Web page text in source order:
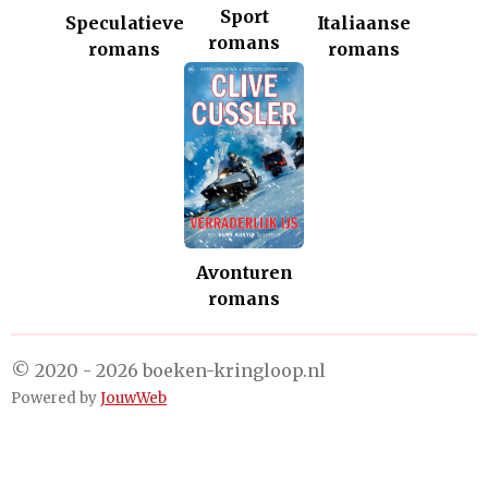
Speculatieve
romans
Sport
romans
Italiaanse
romans
Avonturen
romans
© 2020 - 2026 boeken-kringloop.nl
Powered byJouwWeb